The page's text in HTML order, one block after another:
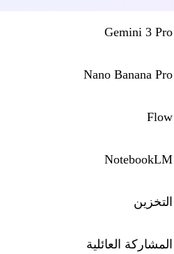
Gemini 3 Pro
Nano Banana Pro
Flow
NotebookLM
التخزين
المشاركة العائلية